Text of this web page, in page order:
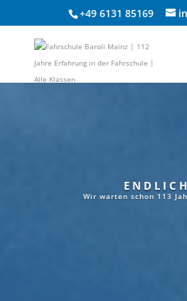
+49 6131 85169
Wir warten schon 113